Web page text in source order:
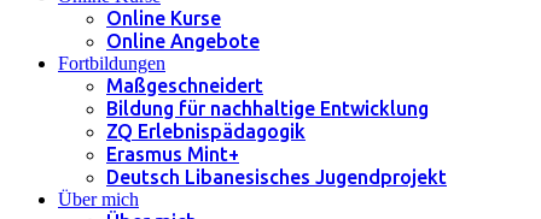
Online Kurse
Online Angebote
Fortbildungen
Maßgeschneidert
Bildung für nachhaltige Entwicklung
ZQ Erlebnispädagogik
Erasmus Mint+
Deutsch Libanesisches Jugendprojekt
Über mich